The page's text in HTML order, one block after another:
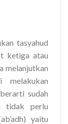
tasyahud
ketiga atau
melanjutkan
sudah
tidak perlu
yaitu